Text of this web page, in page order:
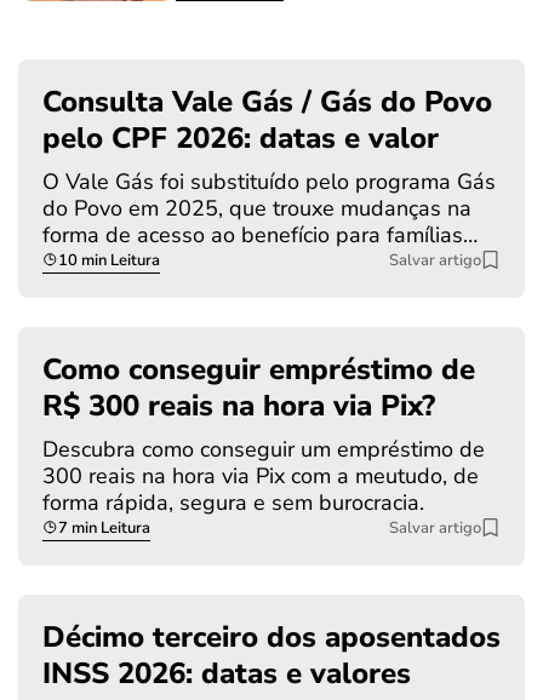
Consulta Vale Gás / Gás do Povo
pelo CPF 2026: datas e valor
O Vale Gás foi substituído pelo programa Gás
do Povo em 2025, que trouxe mudanças na
forma de acesso ao benefício para famílias…
10 min Leitura Salvar artigo
Como conseguir empréstimo de
R$ 300 reais na hora via Pix?
Descubra como conseguir um empréstimo de
300 reais na hora via Pix com a meutudo, de
forma rápida, segura e sem burocracia.
7 min Leitura Salvar artigo
Décimo terceiro dos aposentados
INSS 2026: datas e valores